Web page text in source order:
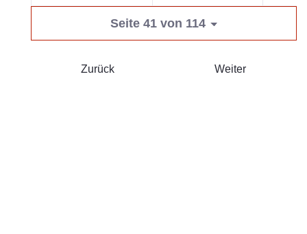
Seite 41 von 114
Zurück Weiter